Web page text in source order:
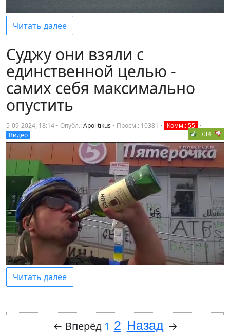
Читать далее
Суджу они взяли с
единственной целью -
самих себя максимально
опустить
5-09-2024, 18:14 • Опубл.:Apolitikus • Просм.: 10381 • Комм.: 55 •
Видео
+34
Читать далее
← Вперёд 1 2 Назад →